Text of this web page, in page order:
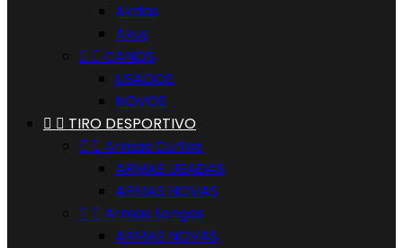
Akdas
Akus
  CANOS
USADOS
NOVOS
  TIRO DESPORTIVO
  Armas Curtas
ARMAS USADAS
ARMAS NOVAS
  Armas Longas
ARMAS NOVAS